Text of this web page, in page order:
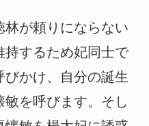
林が頼りにならない
持するため妃同士で
かけ、自分の誕生
敏を呼びます。そし